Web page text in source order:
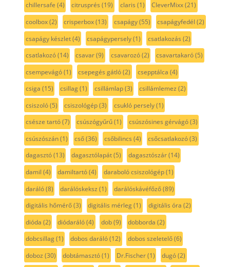
chillersafe (4) citrusprés (19) claris (1) CleverMixx(21)
coolbox(2) crisperbox(13) csapágy(55) csapágyfedél (2)
csapágy készlet(4) csapágypersely(1) csatlakozás (2)
csatlakozó(14) csavar(9) csavarozó(2) csavartakaró(5)
csempevágó(1) csepegés gátló(2) csepptálca (4)
csiga (15) csillag(1) csillámlap(3) csillámlemez (2)
csiszoló(5) csiszológép(3) csukló persely(1)
csésze tartó(7) csúszógyűrű(1) csúszósines gérvágó(3)
csúszószán(1) cső(36) csőbilincs (4) csőcsatlakozó(3)
dagasztó(13) dagasztólapát(5) dagasztószár(14)
damil (4) damiltartó(4) daraboló csiszológép(1)
daráló(8) darálóskeksz (1) darálóskávéfőző(89)
digitális hőmérő(3) digitális mérleg(1) digitális óra (2)
dióda (2) diódaráló(4) dob(9) dobborda (2)
dobcsillag(1) dobos daráló(12) dobos szeletelő(6)
doboz (30) dobtámasztó(1) Dr.Fischer(1) dugó(2)